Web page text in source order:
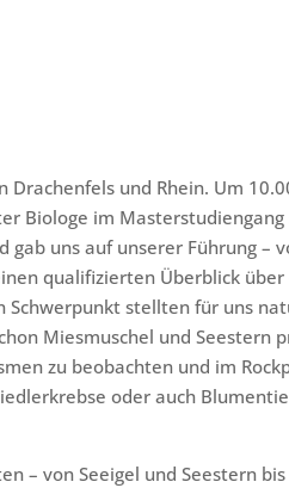
und Rhein. Um
Biologe im
gab uns auf unserer Führung –
qualifizierten Überblick
Schwerpunkt stellten für uns
Miesmuschel und Seestern
zu beobachten und im
oder auch
– von Seeigel und Seestern